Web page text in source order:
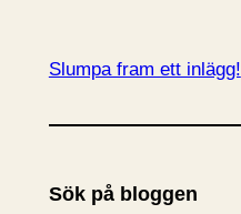
Slumpa fram ett inlägg!
Sök på bloggen